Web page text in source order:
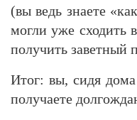
(вы ведь знаете
могли уже сходить
получить заветный
Итог: вы, сидя
получаете